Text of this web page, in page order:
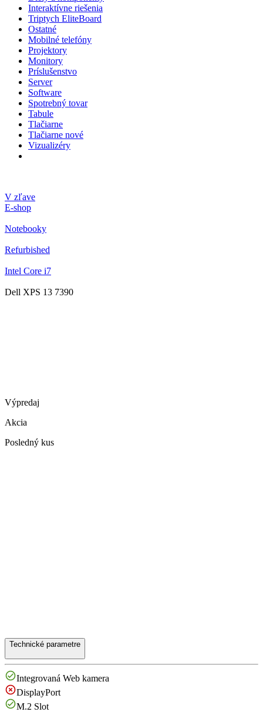
Interaktívne riešenia
Triptych EliteBoard
Ostatné
Mobilné telefóny
Projektory
Monitory
Príslušenstvo
Server
Software
Spotrebný tovar
Tabule
Tlačiarne
Tlačiarne nové
Vizualizéry
V zľave
E-shop
Notebooky
Refurbished
Intel Core i7
Dell XPS 13 7390
Výpredaj
Akcia
Posledný kus
Technické parametre
Integrovaná Web kamera
DisplayPort
M.2 Slot